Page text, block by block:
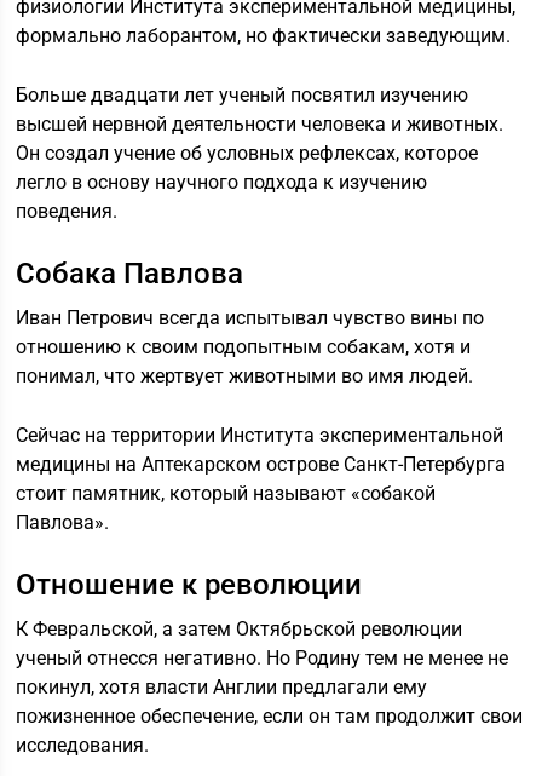
физиологии Института экспериментальной медицины,
формально лаборантом, но фактически заведующим.
Больше двадцати лет ученый посвятил изучению
высшей нервной деятельности человека и животных.
Он создал учение об условных рефлексах, которое
легло в основу научного подхода к изучению
поведения.
Собака Павлова
Иван Петрович всегда испытывал чувство вины по
отношению к своим подопытным собакам, хотя и
понимал, что жертвует животными во имя людей.
Сейчас на территории Института экспериментальной
медицины на Аптекарском острове Санкт-Петербурга
стоит памятник, который называют «собакой
Павлова».
Отношение к революции
К Февральской, а затем Октябрьской революции
ученый отнесся негативно. Но Родину тем не менее не
покинул, хотя власти Англии предлагали ему
пожизненное обеспечение, если он там продолжит свои
исследования.